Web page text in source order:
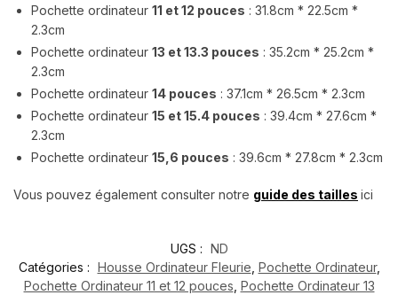
Pochette ordinateur 11 et 12 pouces : 31.8cm * 22.5cm *
2.3cm
Pochette ordinateur 13 et 13.3 pouces : 35.2cm * 25.2cm *
2.3cm
Pochette ordinateur 14 pouces : 37.1cm * 26.5cm * 2.3cm
Pochette ordinateur 15 et 15.4 pouces : 39.4cm * 27.6cm *
2.3cm
Pochette ordinateur 15,6 pouces : 39.6cm * 27.8cm * 2.3cm
Vous pouvez également consulter notre guide des tailles ici
UGS : ND
Catégories : Housse Ordinateur Fleurie Pochette Ordinateur,
Pochette Ordinateur 11 et 12 pouces Pochette Ordinateur 13